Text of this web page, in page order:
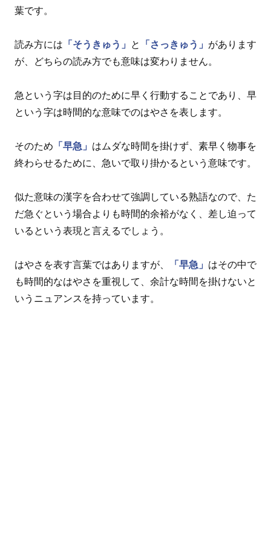
葉です。
読み方には 「そうきゅう」 と 「さっきゅう」 があります
が、どちらの読み方でも意味は変わりません。
急という字は目的のために早く行動することであり、早
という字は時間的な意味でのはやさを表します。
そのため 「早急」 はムダな時間を掛けず、素早く物事を
終わらせるために、急いで取り掛かるという意味です。
似た意味の漢字を合わせて強調している熟語なので、た
だ急ぐという場合よりも時間的余裕がなく、差し迫って
いるという表現と言えるでしょう。
はやさを表す言葉ではありますが、 「早急」 はその中で
も時間的なはやさを重視して、余計な時間を掛けないと
いうニュアンスを持っています。